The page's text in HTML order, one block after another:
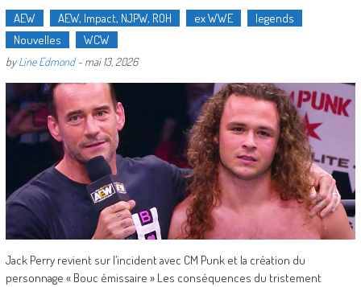
AEW AEW, Impact, NJPW, ROH ex WWE
legends
Nouvelles
WCW
byLine Edmond- mai 13, 2026
Jack Perry revient sur l’incident avec CM Punk et la création du
personnage « Bouc émissaire » Les conséquences du tristement